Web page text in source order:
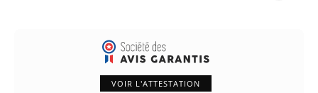
VOIR L'ATTESTATION